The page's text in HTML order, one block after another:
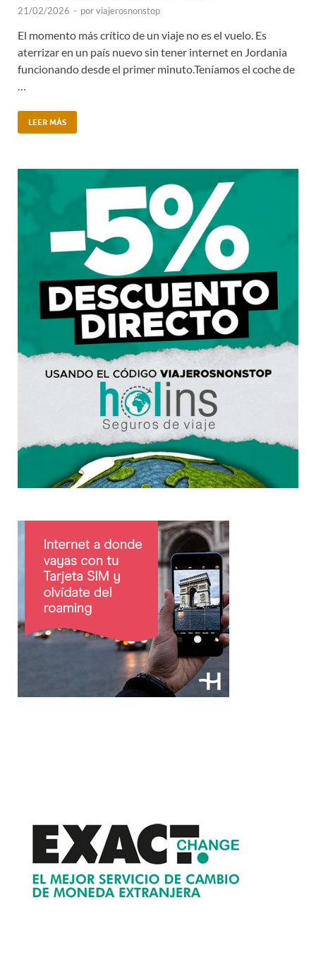
21/02/2026 - porviajerosnonstop
El momento más crítico de un viaje no es el vuelo. Es
aterrizar en un país nuevo sin tener internet en Jordania
funcionando desde el primer minuto.Teníamos el coche de
LEER MÁS